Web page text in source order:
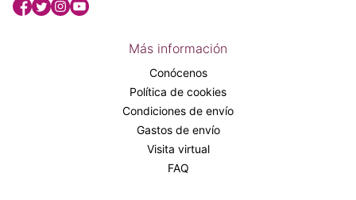
Más información
Conócenos
Política de cookies
Condiciones de envío
Gastos de envío
Visita virtual
FAQ